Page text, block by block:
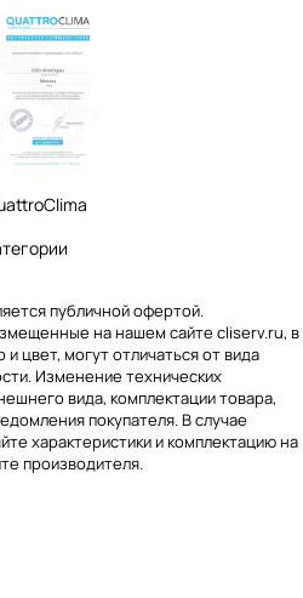
публичной офертой.
на нашем сайте cliserv.ru, в
цвет, могут отличаться от вида
Изменение технических
вида, комплектации товара,
покупателя. В случае
характеристики и комплектацию на
производителя.